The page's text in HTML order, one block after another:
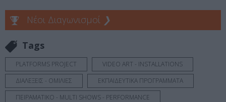
Νέοι Διαγωνισμοί ❯
Tags
PLATFORMS PROJECT
VIDEO ART - INSTALLATIONS
ΔΙΑΛΕΞΕΙΣ - ΟΜΙΛΙΕΣ
ΕΚΠΑΙΔΕΥΤΙΚΑ ΠΡΟΓΡΑΜΜΑΤΑ
ΠΕΙΡΑΜΑΤΙΚΟ - MULTI SHOWS - PERFORMANCE